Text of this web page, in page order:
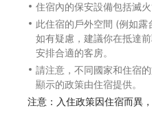
住宿內的保安設備包括滅
此住宿的戶外空間 (例如露
如有疑慮，建議你在抵達
安排合適的客房。
請注意，不同國家和住宿
顯示的政策由住宿提供。
注意：入住政策因住宿而異